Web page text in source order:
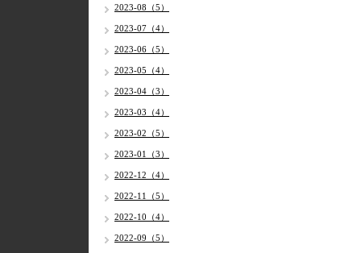
2023-08（5）
2023-07（4）
2023-06（5）
2023-05（4）
2023-04（3）
2023-03（4）
2023-02（5）
2023-01（3）
2022-12（4）
2022-11（5）
2022-10（4）
2022-09（5）